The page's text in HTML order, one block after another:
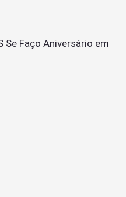
Se Faço Aniversário em